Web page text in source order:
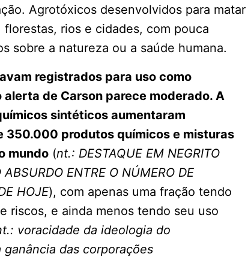
Agrotóxicos desenvolvidos para matar
rios e cidades, com pouca
sobre a natureza ou a saúde humana.
registrados para uso como
de Carson parece moderado. A
sintéticos aumentaram
350.000 produtos químicos e misturas
mundo (nt.: DESTAQUE EM NEGRITO
ENTRE O NÚMERO DE
HOJE), com apenas uma fração tendo
riscos, e ainda menos tendo seu uso
voracidade da ideologia do
ganância das corporações